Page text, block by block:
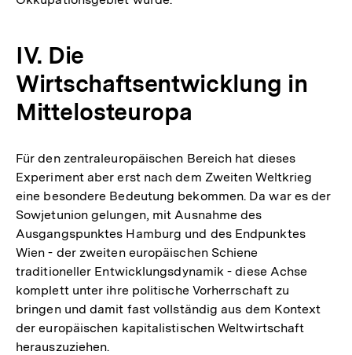
IV. Die
Wirtschaftsentwicklung in
Mittelosteuropa
Für den zentraleuropäischen Bereich hat dieses
Experiment aber erst nach dem Zweiten Weltkrieg
eine besondere Bedeutung bekommen. Da war es der
Sowjetunion gelungen, mit Ausnahme des
Ausgangspunktes Hamburg und des Endpunktes
Wien - der zweiten europäischen Schiene
traditioneller Entwicklungsdynamik - diese Achse
komplett unter ihre politische Vorherrschaft zu
bringen und damit fast vollständig aus dem Kontext
der europäischen kapitalistischen Weltwirtschaft
herauszuziehen.